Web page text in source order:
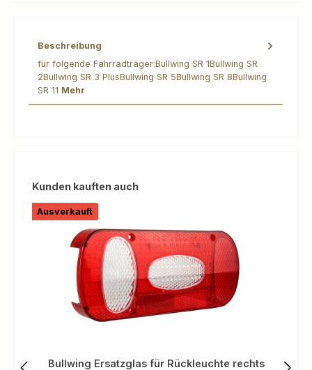
Beschreibung
für folgende Fahrradträger:Bullwing SR 1Bullwing SR
2Bullwing SR 3 PlusBullwing SR 5Bullwing SR 8Bullwing
SR 11 Mehr
Produktgalerie überspringen
Kunden kauften auch
Ausverkauft
Bullwing Ersatzglas für Rückleuchte rechts